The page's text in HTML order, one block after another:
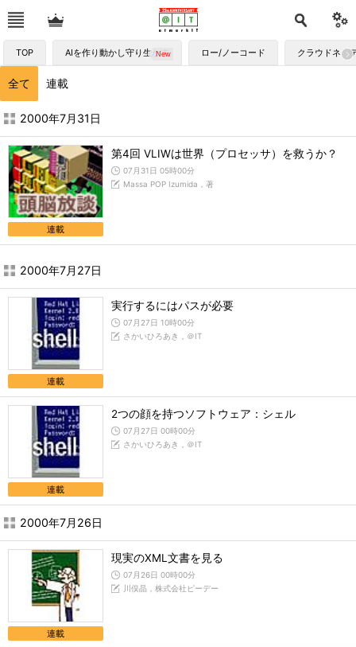
TOP AIを作り動かし守り生かす ロー/ノーコード クラウドネイ
全て 連載
2000年7月の記事一覧 - ＠IT
2000年7月31日
連載
第4回 VLIWは世界（プロセッサ）を救うか？
07月31日 05時00分
Massa POP Izumida，著
2000年7月27日
連載
実行するにはパスが必要
07月27日 10時00分
さかいひろあき，＠IT
連載
2つの顔を持つソフトウェア：シェル
07月27日 00時00分
さかいひろあき，＠IT
2000年7月26日
連載
現実のXML文書を見る
07月26日 00時00分
川俣晶，株式会社ピーデー